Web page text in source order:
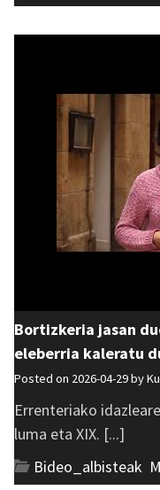
Bortizkeria jasan
eleberria kaleratu
Posted on 2026-04-29 by
Errenteriako
luma eta XIX. [...]
Bideo_albisteak